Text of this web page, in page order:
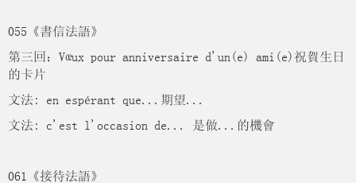
055《書信法語》
第三回：Vœux pour anniversaire d'un(e) ami(e)祝賀生日
的卡片
文法: en espérant que...期望...
文法: c'est l'occasion de... 是做...的機會
061《接待法語》